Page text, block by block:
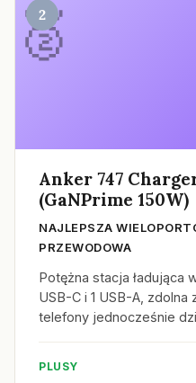
2
Anker 747
(GaNPrime 150W)
NAJLEPSZA
PRZEWODOWA
Potężna stacja ładująca
USB-C i 1 USB-A,
telefony jednocześnie
PLUSY